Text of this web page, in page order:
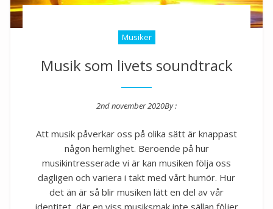
Musiker
Musik som livets soundtrack
2nd november 2020By :
Att musik påverkar oss på olika sätt är knappast
någon hemlighet. Beroende på hur
musikintresserade vi är kan musiken följa oss
dagligen och variera i takt med vårt humör. Hur
det än är så blir musiken lätt en del av vår